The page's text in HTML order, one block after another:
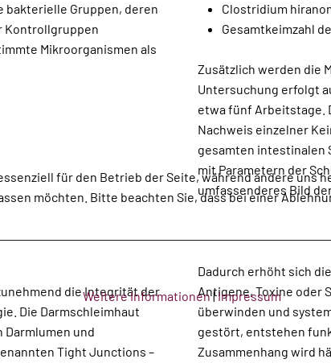
Gruppen, deren
Kontrollgruppen
Mikroorganismen als
Clostridium
Gesamtkeimzahl
Zusätzlich werden die
Untersuchung erfolgt
etwa fünf Arbeitstage.
Nachweis einzelner
gesamten intestinalen
mit Parametern der
umfassenderes Bild
die Integrität der
Die Darmschleimhaut
und
Tight Junctions –
Dadurch erhöht sich
die Darmbarriere
Junctions dauerhaft
In diesem
Syndrom gesprochen.
für den Betrieb der Seite, während andere uns
möchten. Bitte beachten Sie, dass bei einer
Weitere Informationen|Impressum